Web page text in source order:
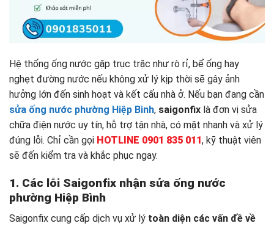
Hệ thống ống nước gặp trục trặc như rò rỉ, bể ống hay
nghẹt đường nước nếu không xử lý kịp thời sẽ gây ảnh
hưởng lớn đến sinh hoạt và kết cấu nhà ở. Nếu bạn đang cần
sửa ống nước phường Hiệp Bình, saigonfix là đơn vị sửa
chữa điện nước uy tín, hỗ trợ tận nhà, có mặt nhanh và xử lý
đúng lỗi. Chỉ cần gọi HOTLINE 0901 835 011, kỹ thuật viên
sẽ đến kiểm tra và khắc phục ngay.
1. Các lỗi Saigonfix nhận sửa ống nước
phường Hiệp Bình
Saigonfix cung cấp dịch vụ xử lý toàn diện các vấn đề về